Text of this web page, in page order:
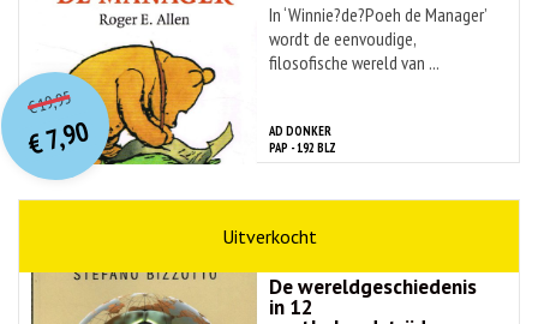
AD DONKER
PAP - 192 BLZ
In ‘Winnie?de?Poeh de Manager’
wordt de eenvoudige,
filosofische wereld van ...
€19,95O
orspr
onkelijke
prijs
was:
€ 19,95.
€7,90
Huidige
prijs
is:
€ 7,90.
De wereldgeschiedenis
in 12